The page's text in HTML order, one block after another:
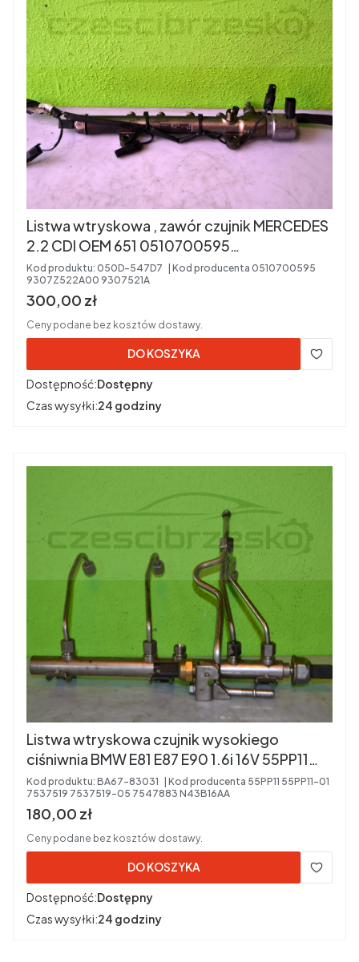
Listwa wtryskowa , zawór czujnik MERCEDES
2.2 CDI OEM 651 0510700595
9307Z522A00 9307521A
Kod produktu: 050D-547D7 Kod producenta 0510700595
9307Z522A00 9307521A
Cena brutto
300,00 zł
Ceny podane bez kosztów dostawy.
DO KOSZYKA
Dostępność:Dostępny
Czas wysyłki:24 godziny
Listwa wtryskowa czujnik wysokiego
ciśniwnia BMW E81 E87 E90 1.6i 16V 55PP11
55PP11-01 7537519 7537519-05 7547883
Kod silnika: N43B16AA
Kod produktu: BA67-83031 Kod producenta 55PP11 55PP11-01
7537519 7537519-05 7547883 N43B16AA
Cena brutto
180,00 zł
Ceny podane bez kosztów dostawy.
DO KOSZYKA
Dostępność:Dostępny
Czas wysyłki:24 godziny